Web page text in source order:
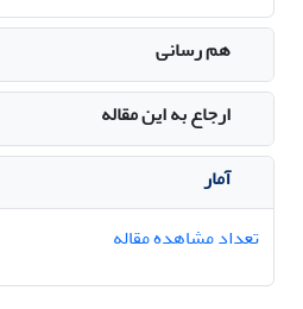
هم رسانی
ارجاع به این مقاله
آمار
تعداد مشاهده مقاله